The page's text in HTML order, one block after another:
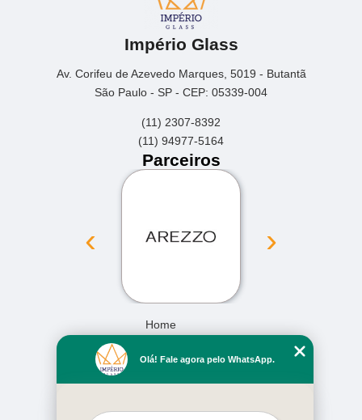
Império Glass
Av. Corifeu de Azevedo Marques, 5019 - Butantã
São Paulo - SP - CEP: 05339-004
(11) 2307-8392
(11) 94977-5164
Parceiros
‹ ›
Home
Missão
Olá! Fale agora pelo WhatsApp.